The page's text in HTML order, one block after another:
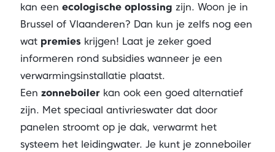
kan een ecologische oplossing zijn. Woon je in
Brussel of Vlaanderen? Dan kun je zelfs nog een
wat premieskrijgen! Laat je zeker goed
informeren rond subsidies wanneer je een
verwarmingsinstallatie plaatst.
Een zonneboilerkan ook een goed alternatief
zijn. Met speciaal antivrieswater dat door
panelen stroomt op je dak, verwarmt het
systeem het leidingwater. Je kunt je zonneboiler